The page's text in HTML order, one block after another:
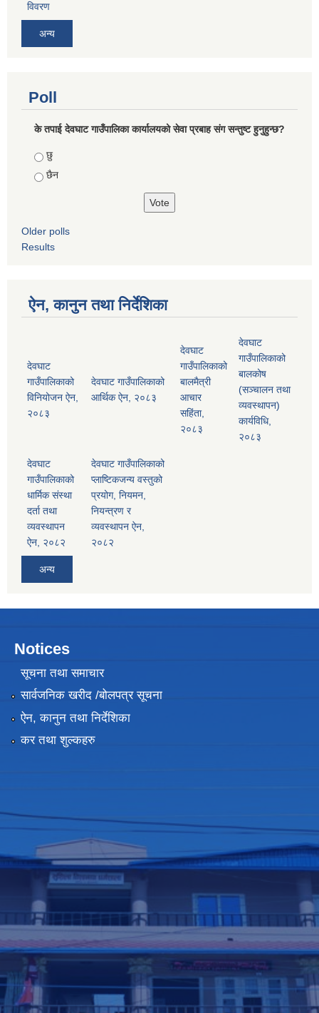
विवरण
अन्य
Poll
के तपाई देवघाट गाउँपालिका कार्यालयको सेवा प्रबाह संग सन्तुष्ट हुनुहुन्छ?
Choices
छु
छैन
Older polls
Results
ऐन, कानुन तथा निर्देशिका
देवघाट
गाउँपालिकाको
विनियोजन ऐन,
२०८३
देवघाट गाउँपालिकाको
आर्थिक ऐन, २०८३
देवघाट
गाउँपालिकाको
बालमैत्री
आचार
सहिंता,
२०८३
देवघाट
गाउँपालिकाको
बालकोष
(सञ्चालन तथा
व्यवस्थापन)
कार्यविधि,
२०८३
देवघाट
गाउँपालिकाको
धार्मिक संस्था
दर्ता तथा
व्यवस्थापन
ऐन, २०८२
देवघाट गाउँपालिकाको
प्लाष्टिकजन्य वस्तुको
प्रयोग, नियमन,
नियन्त्रण र
व्यवस्थापन ऐन,
२०८२
अन्य
Notices
सूचना तथा समाचार
सार्वजनिक खरीद /बोलपत्र सूचना
ऐन, कानुन तथा निर्देशिका
कर तथा शुल्कहरु